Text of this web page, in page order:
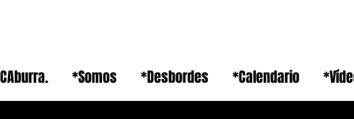
*Somos *Desbordes *Calendario